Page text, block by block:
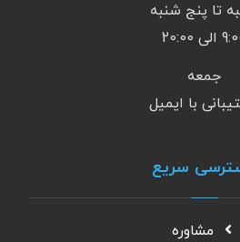
تا پنج شنبه
20:00
جمعه
با ایمیل
سریع
مشاوره